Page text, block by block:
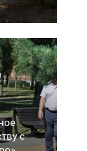
с